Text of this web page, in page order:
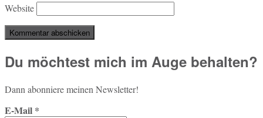
Website
Du möchtest mich im Auge behalten?
Dann abon­nie­re meinen Newsletter!
E-Mail *